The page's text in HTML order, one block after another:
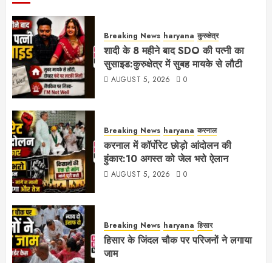
Breaking News haryana कुरुक्षेत्र
शादी के 8 महीने बाद SDO की पत्नी का
सुसाइड:कुरुक्षेत्र में सुबह मायके से लौटी
AUGUST 5, 2026 0
Breaking News haryana करनाल
करनाल में कॉर्पोरेट छोड़ो आंदोलन की
हुंकार:10 अगस्त को जेल भरो ऐलान
AUGUST 5, 2026 0
Breaking News haryana हिसार
हिसार के जिंदल चौक पर परिजनों ने लगाया
जाम